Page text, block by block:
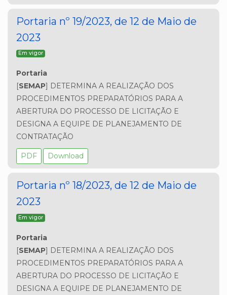
Portaria nº 19/2023, de 12 de Maio de
2023
Em vigor
Portaria
[SEMAP] DETERMINA A REALIZAÇÃO DOS
PROCEDIMENTOS PREPARATÓRIOS PARA A
ABERTURA DO PROCESSO DE LICITAÇÃO E
DESIGNA A EQUIPE DE PLANEJAMENTO DE
CONTRATAÇÃO
PDF Download
Portaria nº 18/2023, de 12 de Maio de
2023
Em vigor
Portaria
[SEMAP] DETERMINA A REALIZAÇÃO DOS
PROCEDIMENTOS PREPARATÓRIOS PARA A
ABERTURA DO PROCESSO DE LICITAÇÃO E
DESIGNA A EQUIPE DE PLANEJAMENTO DE